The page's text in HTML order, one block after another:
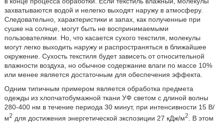
захватываются водой и нелегко выходят наружу в атмосферу.
Следовательно, характеристики и запах, как полученные при
сушке на солнце, могут быть не воспринимаемыми
пользователями. Но, что касается сухого текстиля, молекулы
могут легко выходить наружу и распространяться в ближайшее
окружение. Сухость текстиля будет зависеть от относительной
влажности воздуха, но обычное содержание влаги по массе 10%
или менее является достаточным для обеспечения эффекта.
Одним типичным примером является обработка предмета
одежды из хлопчатобумажной ткани УФ светом с длиной волны
280-400 нм в течение периода 30 минут, при интенсивности 15 В/
м2 для достижения энергетической экспозиции 27 кДж/м2
. В этом